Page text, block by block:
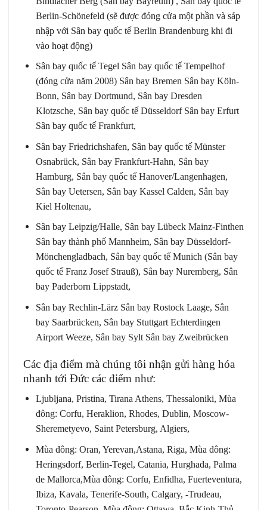
Berlin-Schönefeld (sẽ được đóng cửa một phần và sáp
nhập với Sân bay quốc tế Berlin Brandenburg khi đi
vào hoạt động)
Sân bay quốc tế Tegel Sân bay quốc tế Tempelhof
(đóng cửa năm 2008) Sân bay Bremen Sân bay Köln-
Bonn, Sân bay Dortmund, Sân bay Dresden
Klotzsche, Sân bay quốc tế Düsseldorf Sân bay Erfurt
Sân bay quốc tế Frankfurt,
Sân bay Friedrichshafen, Sân bay quốc tế Münster
Osnabrück, Sân bay Frankfurt-Hahn, Sân bay
Hamburg, Sân bay quốc tế Hanover/Langenhagen,
Sân bay Uetersen, Sân bay Kassel Calden, Sân bay
Kiel Holtenau,
Sân bay Leipzig/Halle, Sân bay Lübeck Mainz-Finthen
Sân bay thành phố Mannheim, Sân bay Düsseldorf-
Mönchengladbach, Sân bay quốc tế Munich (Sân bay
quốc tế Franz Josef Strauß), Sân bay Nuremberg, Sân
bay Paderborn Lippstadt,
Sân bay Rechlin-Lärz Sân bay Rostock Laage, Sân
bay Saarbrücken, Sân bay Stuttgart Echterdingen
Airport Weeze, Sân bay Sylt Sân bay Zweibrücken
Các địa điểm mà chúng tôi nhận gửi hàng hóa
nhanh tới Đức các điểm như:
Ljubljana, Pristina, Tirana Athens, Thessaloniki, Mùa
đông: Corfu, Heraklion, Rhodes, Dublin, Moscow-
Sheremetyevo, Saint Petersburg, Algiers,
Mùa đông: Oran, Yerevan,Astana, Riga, Mùa đông:
Heringsdorf, Berlin-Tegel, Catania, Hurghada, Palma
de Mallorca,Mùa đông: Corfu, Enfidha, Fuerteventura,
Ibiza, Kavala, Tenerife-South, Calgary, -Trudeau,